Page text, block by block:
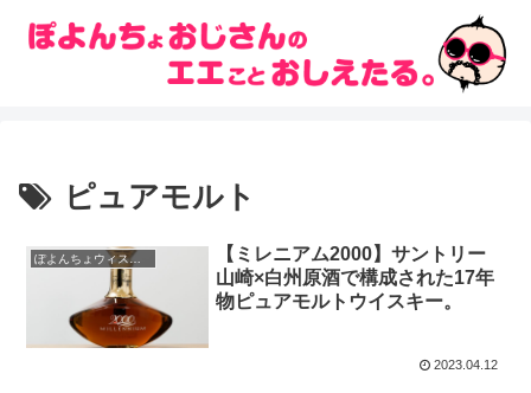
ピュアモルト
ぽよんちょウィスキーレビュー
【ミレニアム2000】サントリー
山崎×白州原酒で構成された17年
物ピュアモルトウイスキー。
2023.04.12